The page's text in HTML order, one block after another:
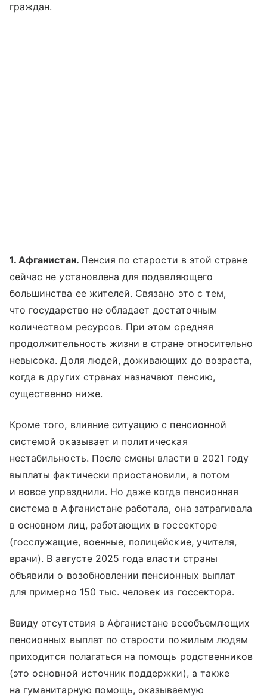
граждан.
1. Афганистан. Пенсия по старости в этой стране
сейчас не установлена для подавляющего
большинства ее жителей. Связано это с тем,
что государство не обладает достаточным
количеством ресурсов. При этом средняя
продолжительность жизни в стране относительно
невысока. Доля людей, доживающих до возраста,
когда в других странах назначают пенсию,
существенно ниже.
Кроме того, влияние ситуацию с пенсионной
системой оказывает и политическая
нестабильность. После смены власти в 2021 году
выплаты фактически приостановили, а потом
и вовсе упразднили. Но даже когда пенсионная
система в Афганистане работала, она затрагивала
в основном лиц, работающих в госсекторе
(госслужащие, военные, полицейские, учителя,
врачи). В августе 2025 года власти страны
объявили о возобновлении пенсионных выплат
для примерно 150 тыс. человек из госсектора.
Ввиду отсутствия в Афганистане всеобъемлющих
пенсионных выплат по старости пожилым людям
приходится полагаться на помощь родственников
(это основной источник поддержки), а также
на гуманитарную помощь, оказываемую